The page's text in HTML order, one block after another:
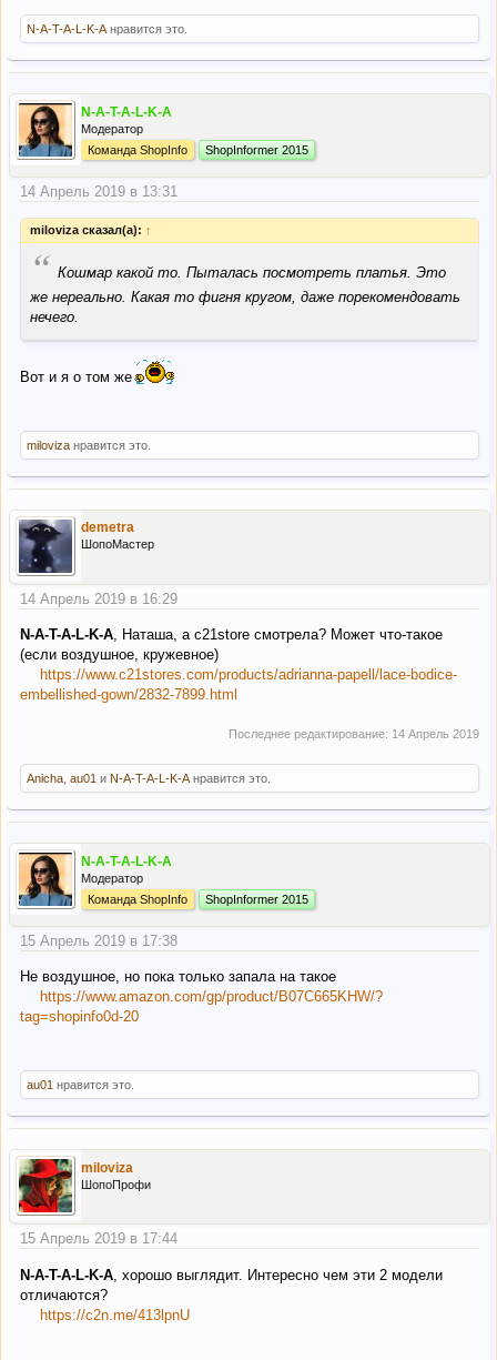
N-A-T-A-L-K-A нравится это.
N-A-T-A-L-K-A
Модератор
Команда ShopInfo
ShopInformer 2015
14 Апрель 2019 в 13:31
miloviza сказал(а): ↑
“ Кошмар какой то. Пыталась посмотреть платья. Это
же нереально. Какая то фигня кругом, даже порекомендовать
нечего.
Вот и я о том же
miloviza нравится это.
demetra
ШопоМастер
14 Апрель 2019 в 16:29
N-A-T-A-L-K-A, Наташа, а c21store смотрела? Может что-такое
(если воздушное, кружевное)
https://www.c21stores.com/products/adrianna-papell/lace-bodice-
embellished-gown/2832-7899.html
Последнее редактирование: 14 Апрель 2019
Anicha au01 и N-A-T-A-L-K-A нравится это.
N-A-T-A-L-K-A
Модератор
Команда ShopInfo
ShopInformer 2015
15 Апрель 2019 в 17:38
Не воздушное, но пока только запала на такое
https://www.amazon.com/gp/product/B07C665KHW/?
tag=shopinfo0d-20
au01 нравится это.
miloviza
ШопоПрофи
15 Апрель 2019 в 17:44
N-A-T-A-L-K-A , хорошо выглядит. Интересно чем эти 2 модели
отличаются?
https://c2n.me/413lpnU